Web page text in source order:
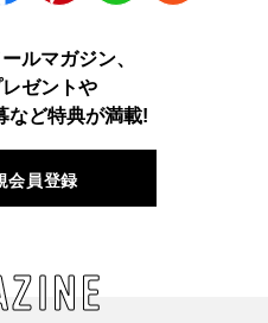
Pinterest LINE
ルマガジン、
ゼントや
など特典が満載!
会員登録